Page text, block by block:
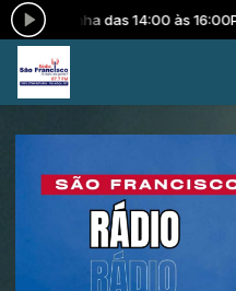
Zequinha das 14:00 às 16:00